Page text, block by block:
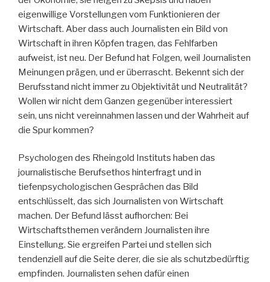
eigenwillige Vorstellungen vom Funktionieren der
Wirtschaft. Aber dass auch Journalisten ein Bild von
Wirtschaft in ihren Köpfen tragen, das Fehlfarben
aufweist, ist neu. Der Befund hat Folgen, weil Journalisten
Meinungen prägen, und er überrascht. Bekennt sich der
Berufsstand nicht immer zu Objektivität und Neutralität?
Wollen wir nicht dem Ganzen gegenüber interessiert
sein, uns nicht vereinnahmen lassen und der Wahrheit auf
die Spur kommen?
Psychologen des Rheingold Instituts haben das
journalistische Berufsethos hinterfragt und in
tiefenpsychologischen Gesprächen das Bild
entschlüsselt, das sich Journalisten von Wirtschaft
machen. Der Befund lässt aufhorchen: Bei
Wirtschaftsthemen verändern Journalisten ihre
Einstellung. Sie ergreifen Partei und stellen sich
tendenziell auf die Seite derer, die sie als schutzbedürftig
empfinden. Journalisten sehen dafür einen